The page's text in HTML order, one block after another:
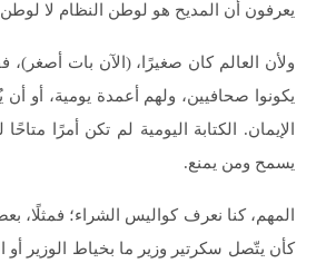
يعرفون أن المديح هو لوطن النظام لا
ولأن العالم كان صغيرًا، (الآن بات
يكونوا صحافيين، ولهم أعمدة يومية، أو
الإيمان. الكتابة اليومية لم تكن أمرًا
يسمح ومن يمنع.
المهم، كنا نعرف كواليس الشراء؛ فمثلًا،
كأن يتّصل سكرتير وزير ما بخياط الوزير أو